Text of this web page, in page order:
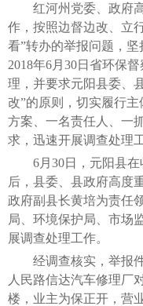
红河州党委、政府高
作，按照边督边改、立
看”转办的举报问题，坚
2018年6月30日省环保
理，并要求元阳县委、
改”的原则，切实履行
方案、一名责任人、一
求，迅速开展调查处理
6月30日，元阳县在收
后，县委、县政府高度
政府副县长黄培为责任
局、环境保护局、市场
展调查处理工作。
经调查核实，举报件
人民路信达汽车修理厂
楼，业主为保正开，营